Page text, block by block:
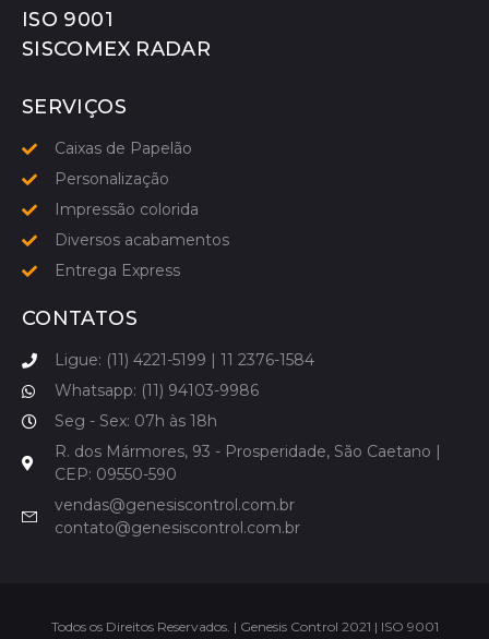
ISO 9001
SISCOMEX RADAR
SERVIÇOS
Caixas de Papelão
Personalização
Impressão colorida
Diversos acabamentos
Entrega Express
CONTATOS
Ligue: (11) 4221-5199 | 11 2376-1584
Whatsapp: (11) 94103-9986
Seg - Sex: 07h às 18h
R. dos Mármores, 93 - Prosperidade, São Caetano |
CEP: 09550-590
vendas@genesiscontrol.com.br
contato@genesiscontrol.com.br
Todos os Direitos Reservados. | Genesis Control 2021 | ISO 9001